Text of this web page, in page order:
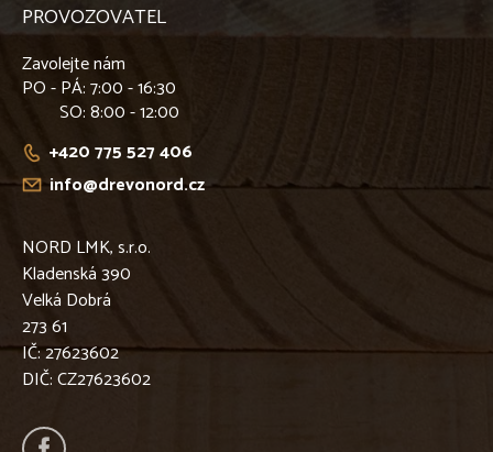
PROVOZOVATEL
Zavolejte nám
PO - PÁ: 7:00 - 16:30
SO: 8:00 - 12:00
+420 775 527 406
info@drevonord.cz
NORD LMK, s.r.o.
Kladenská 390
Velká Dobrá
273 61
IČ: 27623602
DIČ: CZ27623602